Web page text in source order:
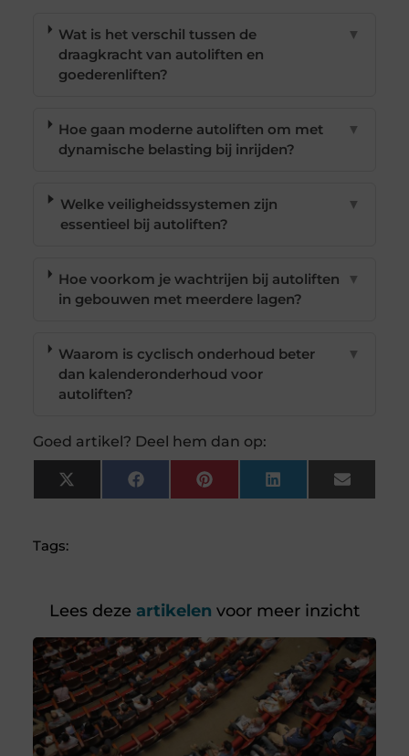
Wat is het verschil tussen de
draagkracht van autoliften en
goederenliften?
▼
Hoe gaan moderne autoliften om met
dynamische belasting bij inrijden?
▼
Welke veiligheidssystemen zijn
essentieel bij autoliften?
▼
Hoe voorkom je wachtrijen bij autoliften
in gebouwen met meerdere lagen?
▼
Waarom is cyclisch onderhoud beter
dan kalenderonderhoud voor
autoliften?
▼
Goed artikel? Deel hem dan op:
X
(Twitter)
FacebookPinterest LinkedIn Email
Tags:
Lees deze artikelen voor meer inzicht